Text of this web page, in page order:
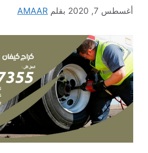
أغسطس 7, 2020 بقلم AMAAR